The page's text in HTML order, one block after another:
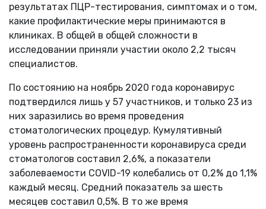
результатах ПЦР-тестирования, симптомах и о том,
какие профилактические меры принимаются в
клиниках. В общей в общей сложности в
исследовании приняли участии около 2,2 тысяч
специалистов.
По состоянию на ноябрь 2020 года коронавирус
подтвердился лишь у 57 участников, и только 23 из
них заразились во время проведения
стоматологических процедур. Кумулятивный
уровень распространенности коронавируса среди
стоматологов составил 2,6%, а показатели
заболеваемости COVID-19 колебались от 0,2% до 1,1%
каждый месяц. Средний показатель за шесть
месяцев составил 0,5%. В то же время